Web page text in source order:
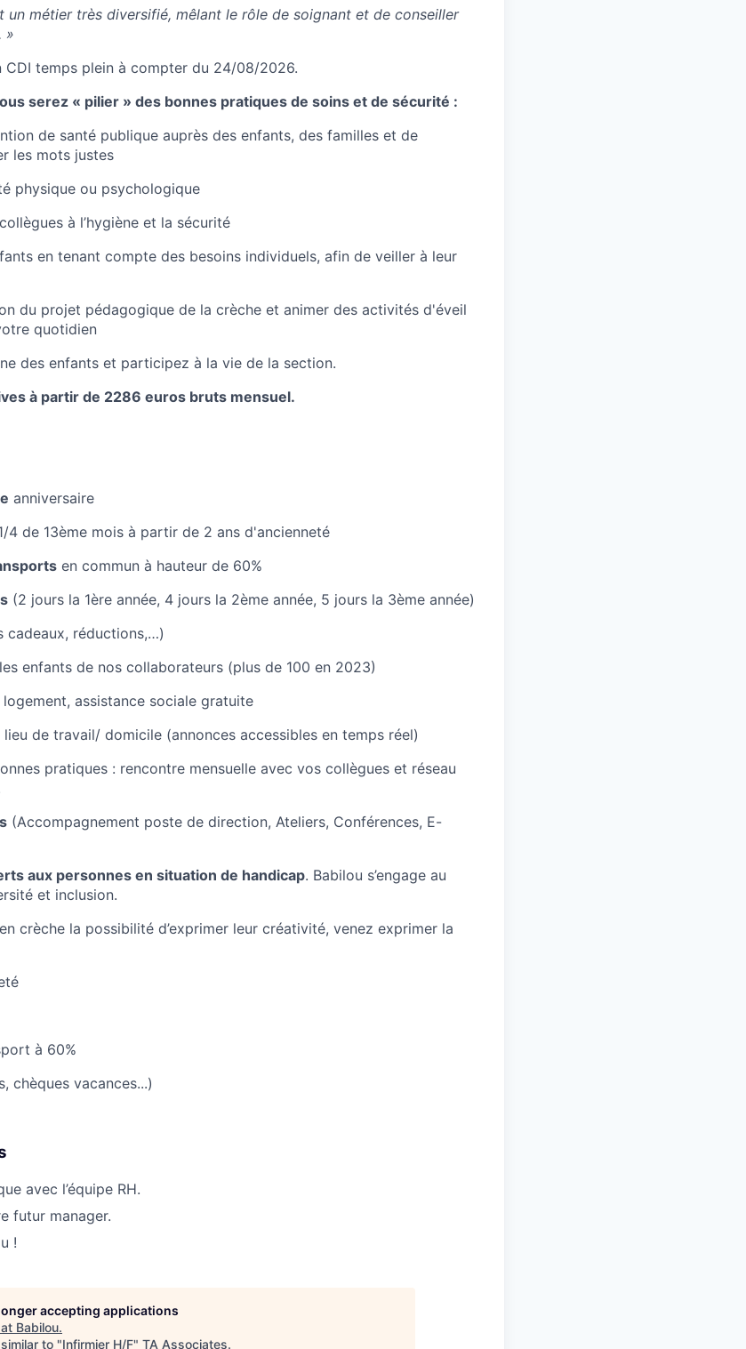
un métier très diversifié, mêlant le rôle de soignant et de conseiller
»
temps plein à compter du 24/08/2026.
serez « pilier » des bonnes pratiques de soins et de sécurité :
de santé publique auprès des enfants, des familles et de
les mots justes
physique ou psychologique
à l’hygiène et la sécurité
en tenant compte des besoins individuels, afin de veiller à leur
du projet pédagogique de la crèche et animer des activités d'éveil
quotidien
des enfants et participez à la vie de la section.
à partir de 2286 euros bruts mensuel.
anniversaire
4 de 13ème mois à partir de 2 ans d'ancienneté
en commun à hauteur de 60%
(2 jours la 1ère année, 4 jours la 2ème année, 5 jours la 3ème année)
cadeaux, réductions,…)
enfants de nos collaborateurs (plus de 100 en 2023)
logement, assistance sociale gratuite
lieu de travail/ domicile (annonces accessibles en temps réel)
pratiques : rencontre mensuelle avec vos collègues et réseau
(Accompagnement poste de direction, Ateliers, Conférences, E-
aux personnes en situation de handicap. Babilou s’engage au
et inclusion.
crèche la possibilité d’exprimer leur créativité, venez exprimer la
à 60%
chèques vacances...)
avec l’équipe RH.
futur manager.
!
accepting applications
Babilou.
to "Infirmier H/F" TA Associates.